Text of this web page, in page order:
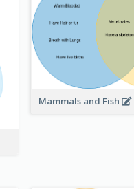
Mammals and Fish